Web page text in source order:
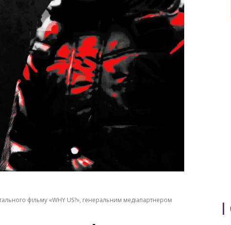
фільму «WHY US?», генеральним медіапартнером